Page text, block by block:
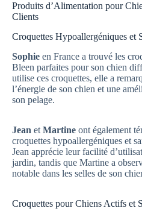
Produits d’Alimentation pour
Clients
Croquettes Hypoallergéniques et
Sophie en France a trouvé les
Bleen parfaites pour son chien
utilise ces croquettes, elle a
l’énergie de son chien et une
son pelage.
Jean et Martine ont également
croquettes hypoallergéniques et
Jean apprécie leur facilité
jardin, tandis que Martine a
notable dans les selles de son
Croquettes pour Chiens Actifs et